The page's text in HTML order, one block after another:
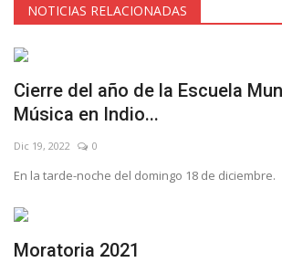
NOTICIAS RELACIONADAS
Cierre del año de la Escuela
Música en Indio...
Dic 19, 2022 0
En la tarde-noche del domingo 18 de diciembre.
Moratoria 2021